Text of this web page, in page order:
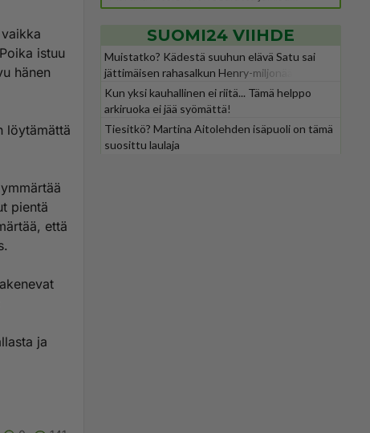
istuu
hänen
löytämättä
pientä
että
ja
SUOMI24 VIIHDE
Muistatko? Kädestä suuhun elävä Satu sai
jättimäisen rahasalkun Henry-miljonääriltä
Kun yksi kauhallinen ei riitä... Tämä helppo
arkiruoka ei jää syömättä!
Tiesitkö? Martina Aitolehden isäpuoli on tämä
suosittu laulaja